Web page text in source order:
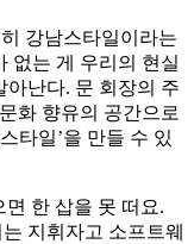
강남스타일이라는
없는 게 우리의 현실
아난다. 문 회장의 주
화 향유의 공간으로
타일’을 만들 수 있
한 삽을 못 떠요.
지휘자고 소프트웨